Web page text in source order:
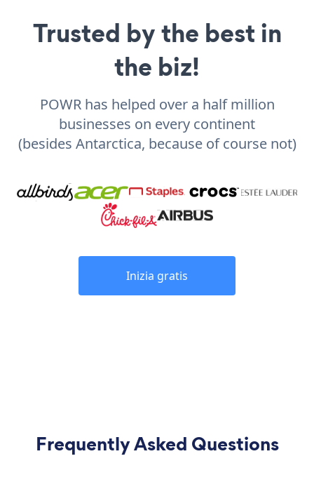
Trusted by the best in
the biz!
POWR has helped over a half million
businesses on every continent
(besides Antarctica, because of course not)
Inizia gratis
Frequently Asked Questions